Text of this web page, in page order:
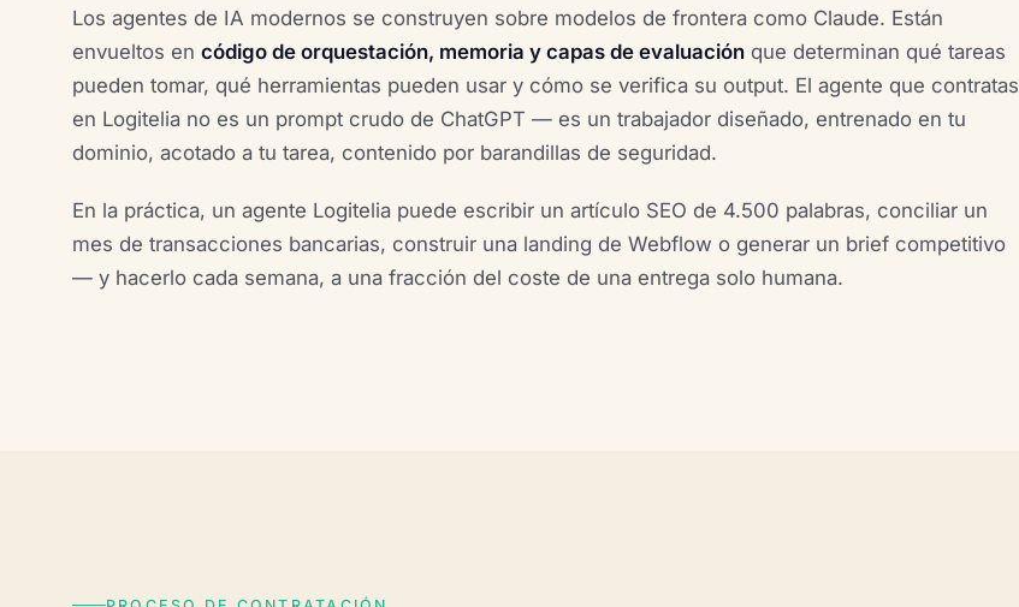
Los agentes de IA modernos se construyen sobre modelos de frontera como Claude. Están
envueltos en código de orquestación, memoria y capas de evaluación que determinan qué tareas
pueden tomar, qué herramientas pueden usar y cómo se verifica su output. El agente que contratas
en Logitelia no es un prompt crudo de ChatGPT — es un trabajador diseñado, entrenado en tu
dominio, acotado a tu tarea, contenido por barandillas de seguridad.
En la práctica, un agente Logitelia puede escribir un artículo SEO de 4.500 palabras, conciliar un
mes de transacciones bancarias, construir una landing de Webflow o generar un brief competitivo
— y hacerlo cada semana, a una fracción del coste de una entrega solo humana.